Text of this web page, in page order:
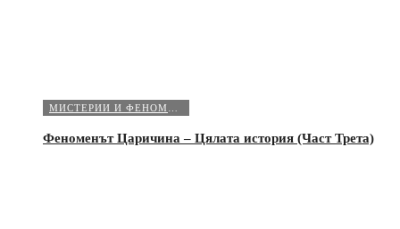
Феноменът Царичина – Цялата история (Част Трета)